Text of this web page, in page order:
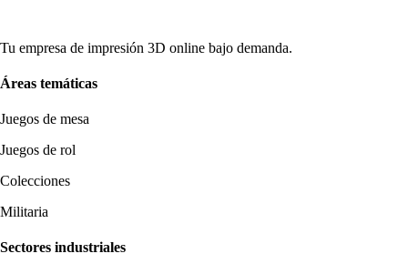
Tu empresa de impresión 3D online bajo demanda.
Áreas temáticas
Juegos de mesa
Juegos de rol
Colecciones
Militaria
Sectores industriales